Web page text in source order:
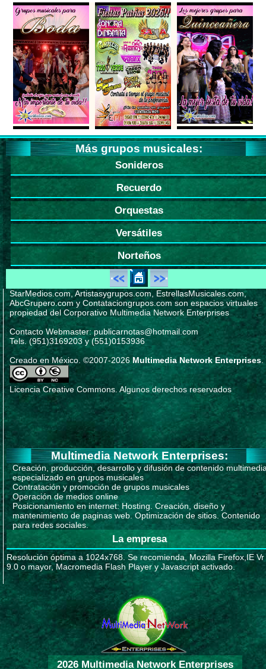
Más grupos musicales:
Sonideros
Recuerdo
Orquestas
Versátiles
Norteños
StarMedios.com, Artistasygrupos.com, EstrellasMusicales.com,
AbcGrupero.com y Contataciongrupos.com son espacios virtuales
propiedad del Corporativo Multimedia Network Enterprises
Contacto Webmaster: publicarnotas@hotmail.com
Tels. (951)3169203 y (551)0153936
Creado en México. ©2007-2026Multimedia Network Enterprises
Licencia Creative Commons. Algunos derechos reservados
Multimedia Network Enterprises:
Creación, producción, desarrollo y difusión de contenido
especializado en grupos musicales
Contratación y promoción de grupos musicales
Operación de medios online
Posicionamiento en internet: Hosting. Creación, diseño y
mantenimiento de paginas web. Optimización de sitios. Contenido
para redes sociales.
La empresa
Resolución óptima a 1024x768. Se recomienda, Mozilla Firefox,IE Vr
9.0 o mayor, Macromedia Flash Player y Javascript activado.
2026 Multimedia Network Enterprises